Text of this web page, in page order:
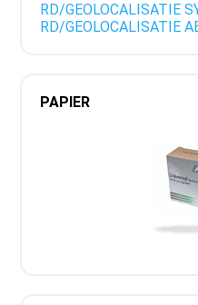
RD/GEOLOCALISATIE
RD/GEOLOCALISATIE
PAPIER